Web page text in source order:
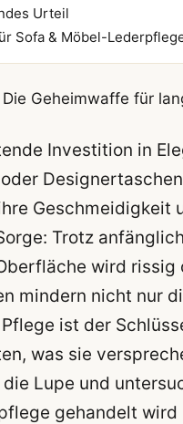
Urteil
Sofa & Möbel-
Geheimwaffe für
Investition in
Geschmeidigkeit
Trotz
wird
mindern nicht nur
ist der
was sie
Lupe und
gehandelt